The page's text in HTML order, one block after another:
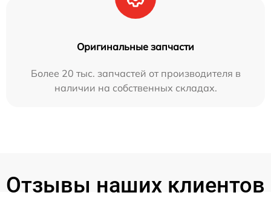
Оригинальные запчасти
Более 20 тыс. запчастей от производителя в
наличии на собственных складах.
Отзывы наших клиентов